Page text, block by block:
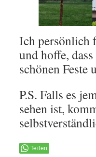
Ich persönlich
und hoffe,
schönen
P.S. Falls es
sehen ist,
Teilen